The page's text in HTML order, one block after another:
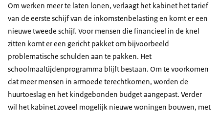
Om werken meer te laten lonen, verlaagt het kabinet het tarief
van de eerste schijf van de inkomstenbelasting en komt er een
nieuwe tweede schijf. Voor mensen die financieel in de knel
zitten komt er een gericht pakket om bijvoorbeeld
problematische schulden aan te pakken. Het
schoolmaaltijdenprogramma blijft bestaan. Om te voorkomen
dat meer mensen in armoede terechtkomen, worden de
huurtoeslag en het kindgebonden budget aangepast. Verder
wil het kabinet zoveel mogelijk nieuwe woningen bouwen, met